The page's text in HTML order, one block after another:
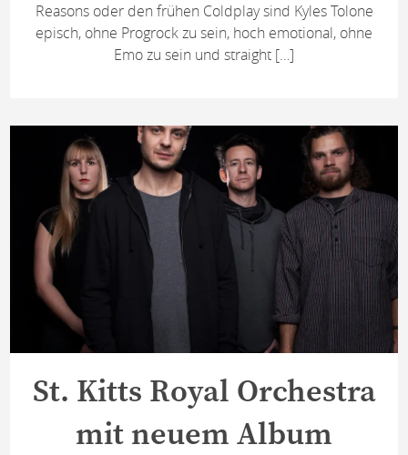
Reasons oder den frühen Coldplay sind Kyles Tolone
episch, ohne Progrock zu sein, hoch emotional, ohne
Emo zu sein und straight […]
St. Kitts Royal Orchestra
mit neuem Album